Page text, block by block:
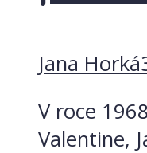
Jana Horká
V roce
Valentine,